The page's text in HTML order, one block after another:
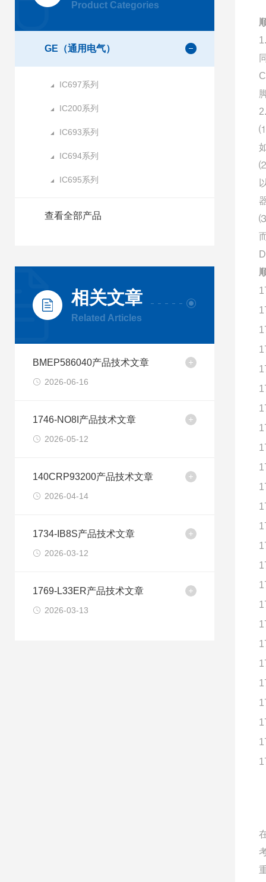
Product Categories
GE（通用电气）
IC697系列
IC200系列
IC693系列
IC694系列
IC695系列
查看全部产品
相关文章
Related Articles
BMEP586040产品技术文章
2026-06-16
1746-NO8I产品技术文章
2026-05-12
140CRP93200产品技术文章
2026-04-14
1734-IB8S产品技术文章
2026-03-12
1769-L33ER产品技术文章
2026-03-13
⑴
⑵
⑶